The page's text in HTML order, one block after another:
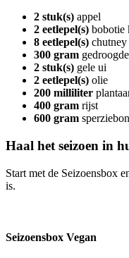
2 stuk(s) appel
2 eetlepel(s) bobotie
8 eetlepel(s) chutney
300 gram
2 stuk(s) gele ui
2 eetlepel(s) olie
200 milliliter
400 gram rijst
600 gram
Haal het seizoen in
Start met de Seizoensbox
is.
Seizoensbox Vegan